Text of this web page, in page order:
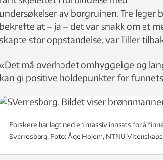
undersøkelser av borgruinen. Tre leger
bekrefte at – ja – det var snakk om et
skapte stor oppstandelse, var Tiller
«Det må overhodet omhyggelige og
kan gi positive holdepunkter for
Forskere har lagt ned en massiv innsats for å
Sverresborg. Foto: Åge Hojem, NTNU